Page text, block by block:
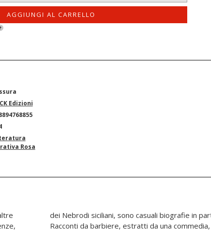
AGGIUNGI AL CARRELLO
Edizioni
Rosa
I